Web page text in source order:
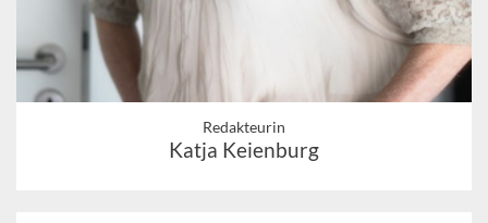
Redakteurin
Katja Keienburg